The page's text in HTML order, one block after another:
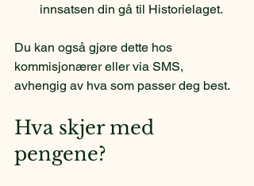
innsatsen din gå til Historielaget.
Du kan også gjøre dette hos
kommisjonærer eller via SMS,
avhengig av hva som passer deg best.
Hva skjer med
pengene?